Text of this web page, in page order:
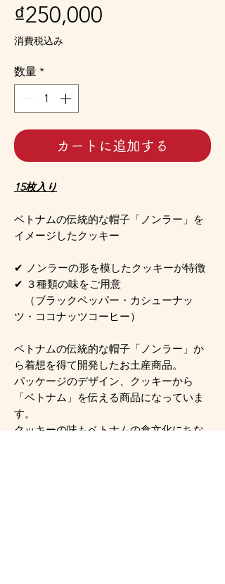
₫250,000
消費税込み
数量 *
カートに追加する
15枚入り
ベトナムの伝統的な帽子「ノンラー」を
イメージしたクッキー
✔ ノンラーの形を模したクッキーが特徴
✔ ３種類の味をご用意
（ブラックペッパー・カシューナッ
ツ・ココナッツコーヒー）
ベトナムの伝統的な帽子「ノンラー」か
ら着想を得て開発したお土産商品。
パッケージのデザイン、クッキーから
「ベトナム」を伝える商品になっていま
す。
クッキーの味もベトナムの食文化にちな